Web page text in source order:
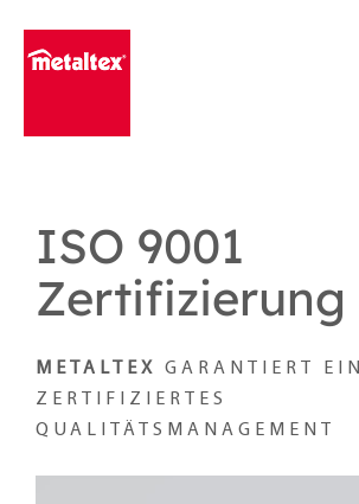
ISO 9001
Zertifizierung
METALTEX
GARANTIERT EIN
ZERTIFIZIERTES
QUALITÄTSMANAGEMENT